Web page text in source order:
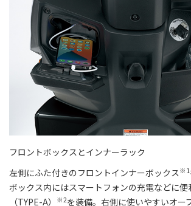
フロントボックスとインナーラック
左側にふた付きのフロントインナーボックス※1
ボックス内にはスマートフォンの充電などに便
（TYPE-A）
※2を装備。右側に使いやすいオー